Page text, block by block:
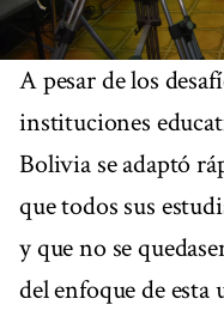
A pesar de los
instituciones
Bolivia se adaptó
que todos sus
y que no se
del enfoque de